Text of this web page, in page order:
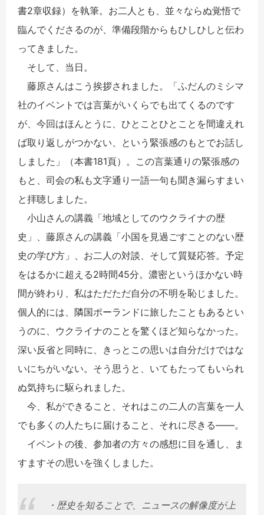
書2章収録）を執筆。お二人とも、並々ならぬ覚悟で
臨んでくださるのが、準備段階からもひしひしと伝わ
ってきました。
そして、当日。
藤原さんはこう挨拶されました。「ふだんのミシマ
社のイベントでは言葉がいくらでも出てくるのです
が、今回はほんとうに、ひとことひとことを間違えれ
ば取り返しがつかない、という緊張感のもとでお話し
しました」（本書181頁）。この言葉通りの緊張感の
もと、司会の私も文字通り一語一句も聞き漏らすまい
と拝聴しました。
小山さんの講義「地域としてのウクライナの歴
史」、藤原さんの講義「小国を見過ごすことのない歴
史の学び方」、お二人の対談、そして質疑応答。予定
をはるかに超える2時間45分。濃密というほかない時
間が終わり、私はただただ自分の不明を恥じました。
個人的には、隣国ポーランドに旅したこともあるとい
うのに、ウクライナのことを驚くほど知らなかった。
深い反省と同時に、きっとこの思いは自分だけではな
いにちがいない。そう思うと、いてもたってもいられ
ぬ気持ちに駆られました。
今、私ができること、それはこの二人の言葉を一人
でも多くの人たちに届けること、それに尽きる――。
イベントの後、参加者の方々の感想に目を通し、ま
すますその思いを強くしました。
・歴史を知ることで、ニュースの解像度が上